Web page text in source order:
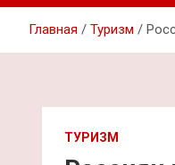
Главная Туризм
ТУРИЗМ